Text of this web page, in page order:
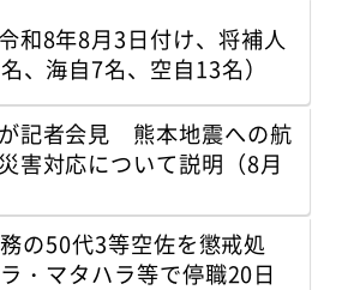
和8年8月3日付け、将補人
、海自7名、空自13名）
記者会見 熊本地震への航
害対応について説明（8月
の50代3等空佐を懲戒処
・マタハラ等で停職20日